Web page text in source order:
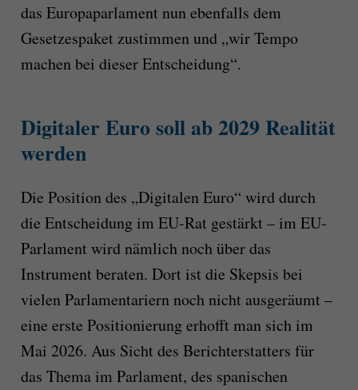
das Europaparlament nun ebenfalls dem
Gesetzespaket zustimmen und „wir Tempo
machen bei dieser Entscheidung“.
Digitaler Euro soll ab 2029 Realität
werden
Die Position des „Digitalen Euro“ wird durch
die Entscheidung im EU-Rat gestärkt – im EU-
Parlament wird nämlich noch über das
Instrument beraten. Dort ist die Skepsis bei
vielen Parlamentariern noch nicht ausgeräumt –
eine erste Positionierung erhofft man sich im
Mai 2026. Aus Sicht des Berichterstatters für
das Thema im Parlament, des spanischen